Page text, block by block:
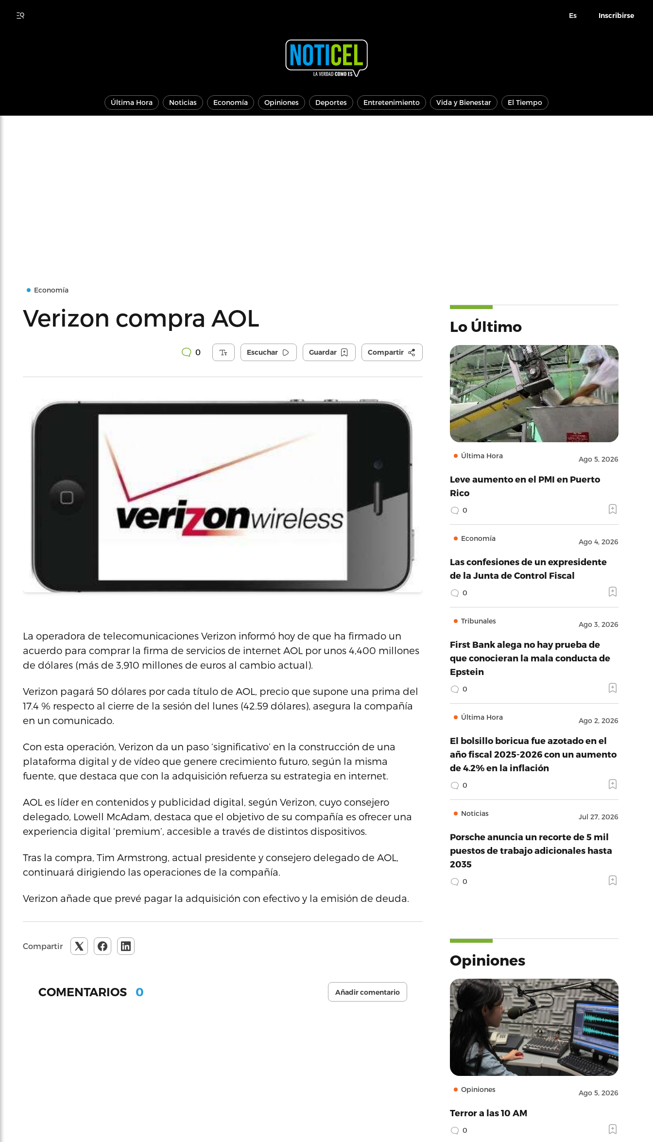
Es Inscribirse
Última Hora Noticias Economía Opiniones Deportes Entretenimiento Vida y Bienestar El Tiempo
Economía
Verizon compra AOL
0 Escuchar Guardar Compartir
La operadora de telecomunicaciones Verizon informó hoy de que ha firmado un
acuerdo para comprar la firma de servicios de internet AOL por unos 4,400 millones
de dólares (más de 3,910 millones de euros al cambio actual).
Verizon pagará 50 dólares por cada título de AOL, precio que supone una prima del
17.4 % respecto al cierre de la sesión del lunes (42.59 dólares), asegura la compañía
en un comunicado.
Con esta operación, Verizon da un paso ‘significativo’ en la construcción de una
plataforma digital y de vídeo que genere crecimiento futuro, según la misma
fuente, que destaca que con la adquisición refuerza su estrategia en internet.
AOL es líder en contenidos y publicidad digital, según Verizon, cuyo consejero
delegado, Lowell McAdam, destaca que el objetivo de su compañía es ofrecer una
experiencia digital ‘premium’, accesible a través de distintos dispositivos.
Tras la compra, Tim Armstrong, actual presidente y consejero delegado de AOL,
continuará dirigiendo las operaciones de la compañía.
Verizon añade que prevé pagar la adquisición con efectivo y la emisión de deuda.
Compartir
COMENTARIOS 0 Añadir comentario
Lo Último
Última Hora Ago 5, 2026
Leve aumento en el PMI en Puerto
Rico
0
Economía Ago 4, 2026
Las confesiones de un expresidente
de la Junta de Control Fiscal
0
Tribunales Ago 3, 2026
First Bank alega no hay prueba de
que conocieran la mala conducta de
Epstein
0
Última Hora Ago 2, 2026
El bolsillo boricua fue azotado en el
año fiscal 2025-2026 con un aumento
de 4.2% en la inflación
0
Noticias Jul 27, 2026
Porsche anuncia un recorte de 5 mil
puestos de trabajo adicionales hasta
2035
0
Opiniones
Opiniones Ago 5, 2026
Terror a las 10 AM
0